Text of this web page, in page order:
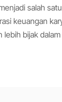
salah
keuangan
lebih bijak